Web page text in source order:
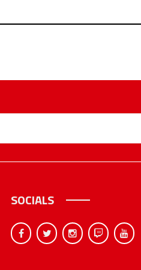
SOCIALS